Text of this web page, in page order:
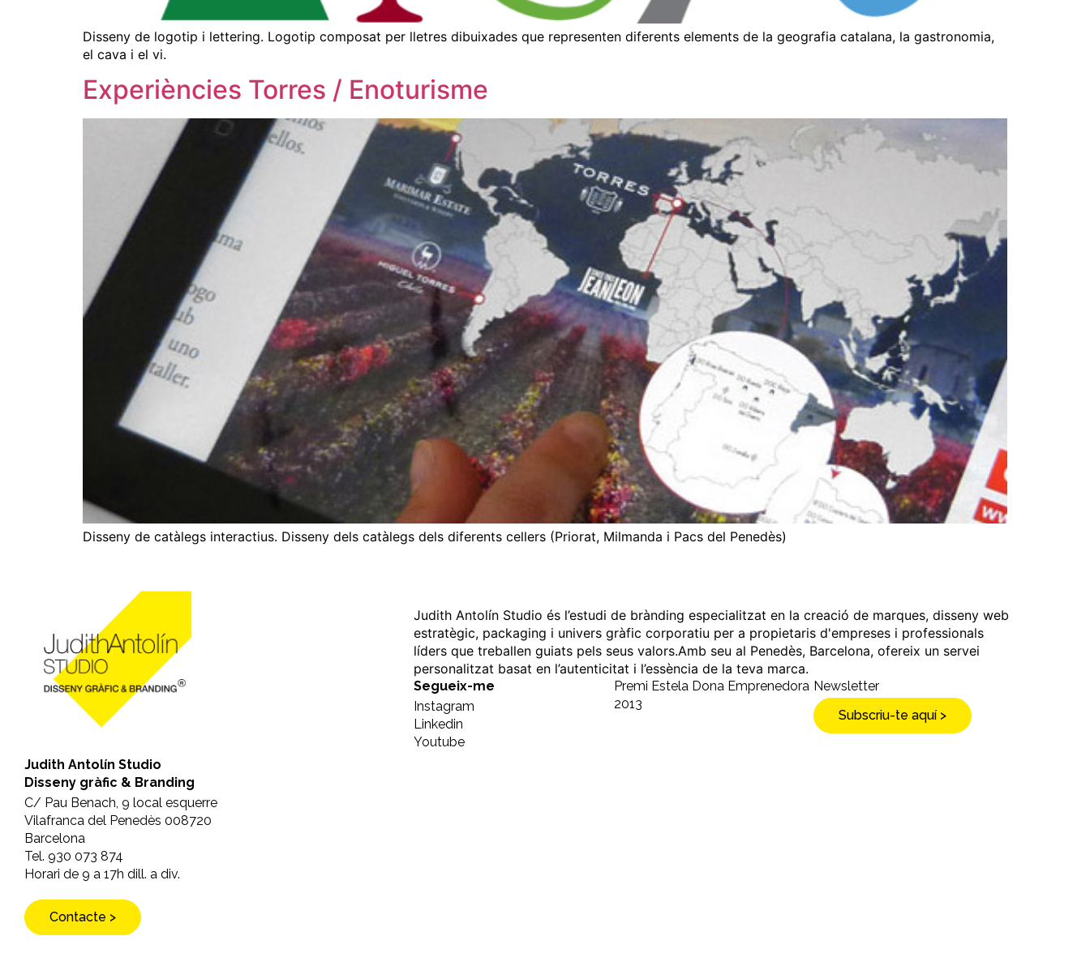
Disseny de logotip i lettering. Logotip composat per lletres dibuixades que representen diferents elements de la geografia catalana, la gastronomia,
el cava i el vi.
Experiències Torres / Enoturisme
Disseny de catàlegs interactius. Disseny dels catàlegs dels diferents cellers (Priorat, Milmanda i Pacs del Penedès)
Judith Antolín Studio
Disseny gràfic & Branding
C/ Pau Benach, 9 local esquerre
Vilafranca del Penedès 008720
Barcelona
Tel. 930 073 874
Horari de 9 a 17h dill. a div.
Contacte >
Judith Antolín Studio és l’estudi de brànding especialitzat en la creació de marques, disseny web
estratègic, packaging i univers gràfic corporatiu per a propietaris d'empreses i professionals
líders que treballen guiats pels seus valors.Amb seu al Penedès, Barcelona, ofereix un servei
personalitzat basat en l’autenticitat i l’essència de la teva marca.
Segueix-me
Instagram
Linkedin
Youtube
Premi Estela Dona Emprenedora
2013
Newsletter
Subscriu-te aquí >